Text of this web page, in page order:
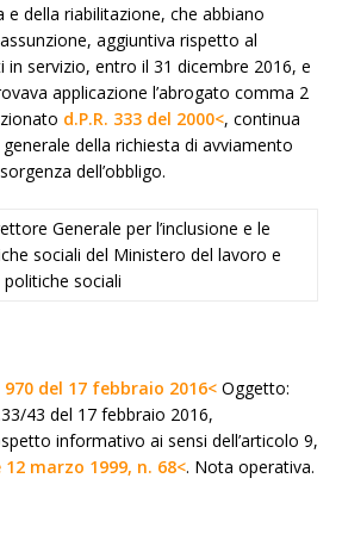
e della riabilitazione, che abbiano
aggiuntiva rispetto al
in servizio, entro il 31 dicembre 2016, e
applicazione l’abrogato comma 2
d.P.R. 333 del 2000<, continua
della richiesta di avviamento
dell’obbligo.
Generale per l’inclusione e le
sociali del Ministero del lavoro e
politiche sociali
del 17 febbraio 2016< Oggetto:
43 del 17 febbraio 2016,
informativo ai sensi dell’articolo 9,
12 marzo 1999, n. 68<. Nota operativa.